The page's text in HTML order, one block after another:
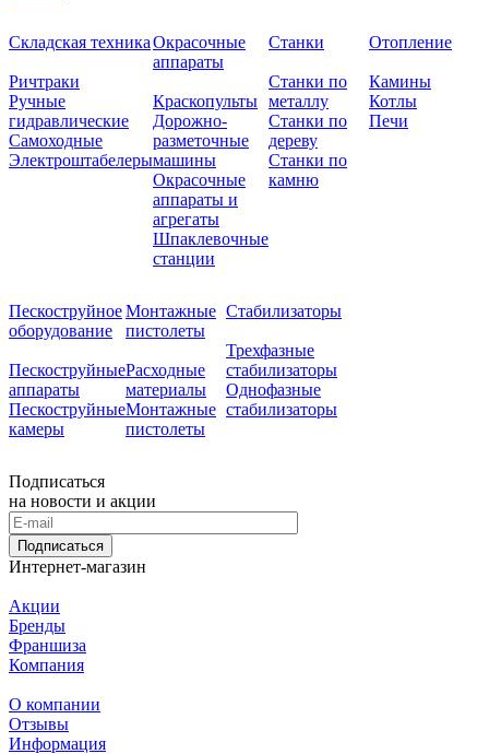
Складская техника
Ричтраки
Ручные
гидравлические
Самоходные
Электроштабелеры
Окрасочные
аппараты
Краскопульты
Дорожно-
разметочные
машины
Окрасочные
аппараты и
агрегаты
Шпаклевочные
станции
Станки
Станки по
металлу
Станки по
дереву
Станки по
камню
Отопление
Камины
Котлы
Печи
Пескоструйное
оборудование
Пескоструйные
аппараты
Пескоструйные
камеры
Монтажные
пистолеты
Расходные
материалы
Монтажные
пистолеты
Стабилизаторы
Трехфазные
стабилизаторы
Однофазные
стабилизаторы
Подписаться
на новости и акции
Подписаться
Интернет-магазин
Акции
Бренды
Франшиза
Компания
О компании
Отзывы
Информация